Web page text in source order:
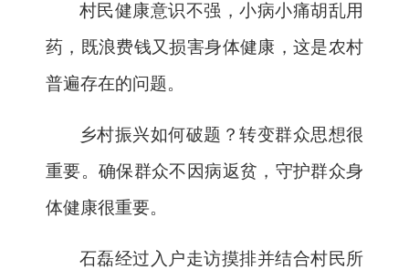
村民健康意识不强，小病小痛胡乱用
药，既浪费钱又损害身体健康，这是农村
普遍存在的问题。
乡村振兴如何破题？转变群众思想很
重要。确保群众不因病返贫，守护群众身
体健康很重要。
石磊经过入户走访摸排并结合村民所